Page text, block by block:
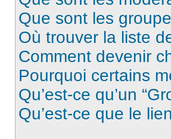
Que sont les
Où trouver la liste
Comment devenir
Pourquoi certains
Qu’est-ce qu’un
Qu’est-ce que le